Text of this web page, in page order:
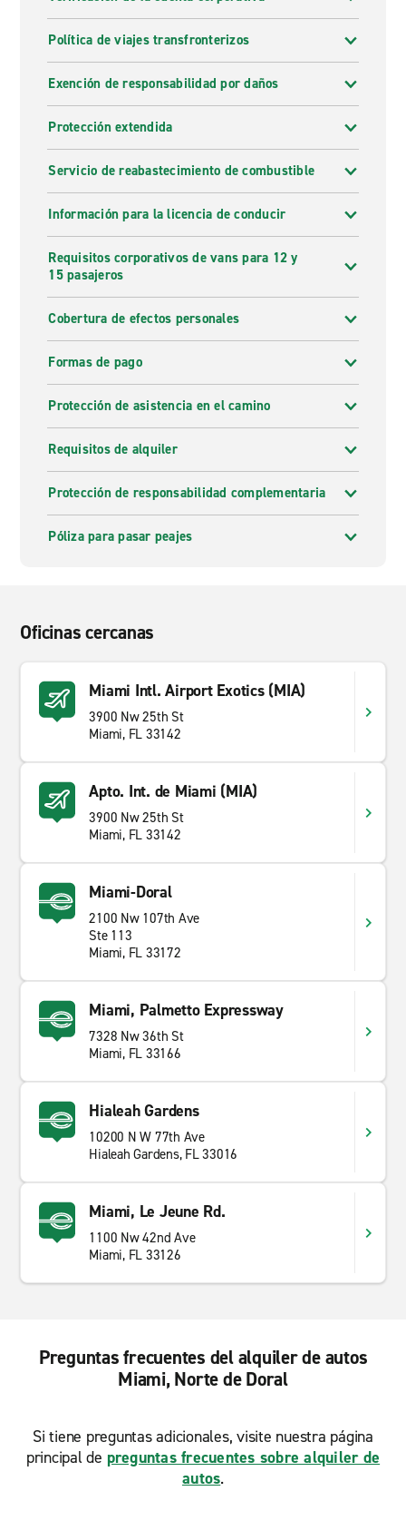
Política de viajes transfronterizos
Exención de responsabilidad por daños
Protección extendida
Servicio de reabastecimiento de combustible
Información para la licencia de conducir
Requisitos corporativos de vans para 12 y
15 pasajeros
Cobertura de efectos personales
Formas de pago
Protección de asistencia en el camino
Requisitos de alquiler
Protección de responsabilidad complementaria
Póliza para pasar peajes
Oficinas cercanas
Miami Intl. Airport Exotics (MIA)
3900 Nw 25th St
Miami, FL 33142
Apto. Int. de Miami (MIA)
3900 Nw 25th St
Miami, FL 33142
Miami-Doral
2100 Nw 107th Ave
Ste 113
Miami, FL 33172
Miami, Palmetto Expressway
7328 Nw 36th St
Miami, FL 33166
Hialeah Gardens
10200 N W 77th Ave
Hialeah Gardens, FL 33016
Miami, Le Jeune Rd.
1100 Nw 42nd Ave
Miami, FL 33126
Preguntas frecuentes del alquiler de autos
Miami, Norte de Doral
Si tiene preguntas adicionales, visite nuestra página
principal de preguntas frecuentes sobre alquiler de
autos.